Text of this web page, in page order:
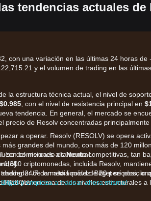
tendencias actuales de
con una variación en las últimas 24 horas de
y el volumen de trading en las
la estructura técnica actual, el nivel de
$0.985 , con el nivel de resistencia principal en
tendencia. En general, el mercado se
precio de Resolv concentradas
del mercado esNeutral.
.
de la media móvil de 20 períodos, lo
por encima de los niveles estructurales a
a operar. Resolv (RESOLV) se opera
grandes del mundo, con más de 120
con comisiones altamente competitivas, tan
criptomonedas, incluida Resolv,
24/7 con alta liquidez. Bitget se
RESOLV.y empieza a tradear ahora mismo!